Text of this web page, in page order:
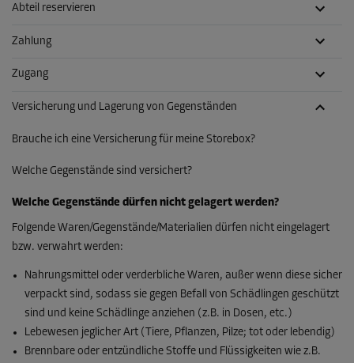
Abteil reservieren
Zahlung
Zugang
Versicherung und Lagerung von Gegenständen
Brauche ich eine Versicherung für meine Storebox?
Welche Gegenstände sind versichert?
Welche Gegenstände dürfen nicht gelagert werden?
Folgende Waren/Gegenstände/Materialien dürfen nicht eingelagert
bzw. verwahrt werden:
Nahrungsmittel oder verderbliche Waren, außer wenn diese sicher
verpackt sind, sodass sie gegen Befall von Schädlingen geschützt
sind und keine Schädlinge anziehen (z.B. in Dosen, etc.)
Lebewesen jeglicher Art (Tiere, Pflanzen, Pilze; tot oder lebendig)
Brennbare oder entzündliche Stoffe und Flüssigkeiten wie z.B.